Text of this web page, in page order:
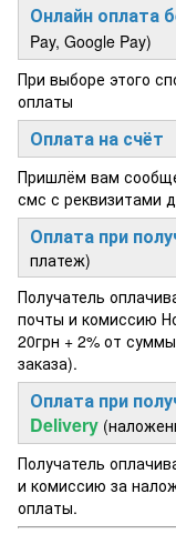
Онлайн оплата
Pay, Google
При выборе этого
оплаты
Оплата на счёт
Пришлём вам
смс с реквизитами
Оплата при
платеж)
Получатель
почты и комиссию
20грн + 2% от
заказа).
Оплата при
Delivery
Получатель
и комиссию за
оплаты.